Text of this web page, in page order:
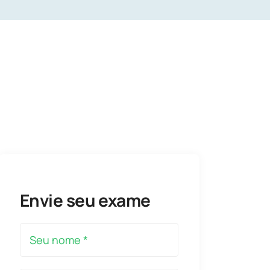
Envie seu exame